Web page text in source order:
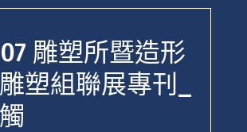
雕塑所暨造形
塑組聯展專刊_